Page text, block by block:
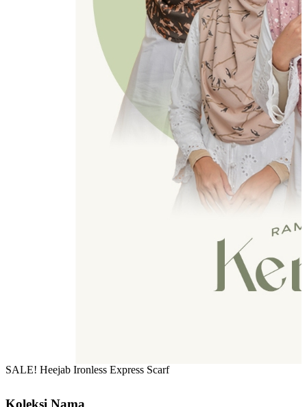
SALE! Heejab Ironless Express Scarf